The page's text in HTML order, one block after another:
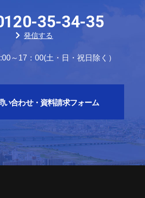
35-34-35
発信する
～17：00(土・日・祝日除く）
い合わせ・資料請求フォーム